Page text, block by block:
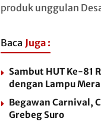
produk unggulan
Baca Juga :
Sambut HUT Ke-81
dengan Lampu
Begawan Carnival,
Grebeg Suro